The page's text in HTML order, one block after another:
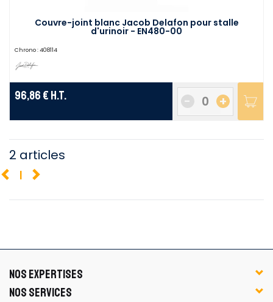
Couvre-joint blanc Jacob Delafon pour stalle
d'urinoir - EN480-00
Chrono : 408114
96,86 € H.T. +
-
2 articles
1
NOS EXPERTISES
NOS SERVICES